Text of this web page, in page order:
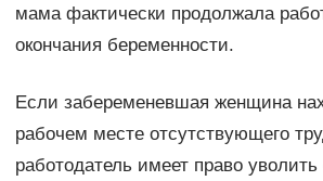
мама фактически продолжала
окончания беременности.
Если забеременевшая женщина
рабочем месте отсутствующего
работодатель имеет право